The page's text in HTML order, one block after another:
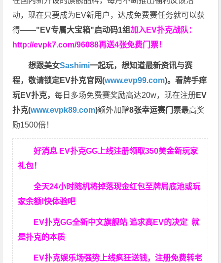
动，现在只要成为EV新用户，达成免费赛任务就可以获
得——"EV专属大宝箱"启动码1组加入EV扑克战队：
http://evpk7.com/96088再送4张免费门票！
想跟美女Sashimi一起玩，想知道最新资讯与赛
程，敬请锁定EV扑克官网(www.evp99.com)。看牌手痒
玩EV扑克，每日多场免费赛奖励高达20w，现在注册EV
扑克(www.evpk89.com)额外加赠8张幸运赛门票最高奖
励1500倍！
好消息 EV扑克GG上线注册领取350美金新玩家
礼包！
全天24小时随机将掉落现金红包至牌局底池或玩
家余额!快体验吧
EV扑克GG全新中文旗舰站 追求高EV的决定就
是扑克的本质
EV扑克娱乐场强势上线疯狂送钱，注册免费转老